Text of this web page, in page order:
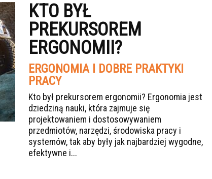
KTO BYŁ
PREKURSOREM
ERGONOMII?
ERGONOMIA I DOBRE PRAKTYKI
PRACY
Kto był prekursorem ergonomii? Ergonomia jest
dziedziną nauki, która zajmuje się
projektowaniem i dostosowywaniem
przedmiotów, narzędzi, środowiska pracy i
systemów, tak aby były jak najbardziej wygodne,
efektywne i...